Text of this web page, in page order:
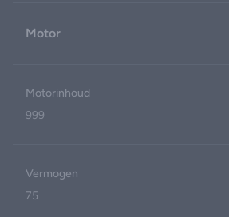
Motor
Motorinhoud
999
Vermogen
75